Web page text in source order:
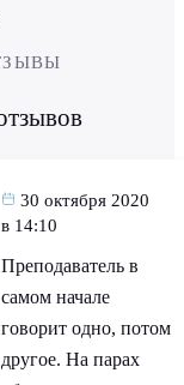
30 октября 2020
в 14:10
Преподаватель в
самом начале
говорит одно, потом
другое. На парах